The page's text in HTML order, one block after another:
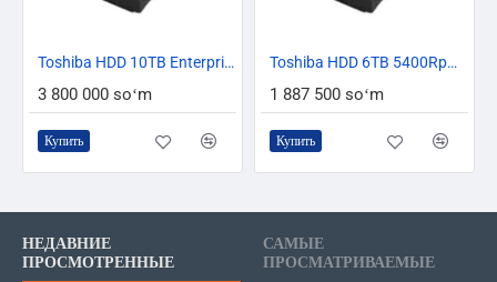
Toshiba HDD 10TB Enterprise Capacity MG06SCA10TE 7200Rpm 256MB buffer Original
3 800 000 soʻm
Купить
Toshiba HDD 6TB 5400Rpm 128MB buffer Original oem
1 887 500 soʻm
Купить
НЕДАВНИЕ
ПРОСМОТРЕННЫЕ
САМЫЕ
ПРОСМАТРИВАЕМЫЕ